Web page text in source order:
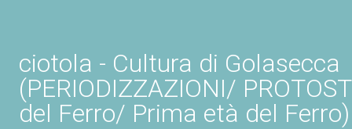
ciotola - Cultura di Golasecca
(PERIODIZZAZIONI/
del Ferro/ Prima età del Ferro)